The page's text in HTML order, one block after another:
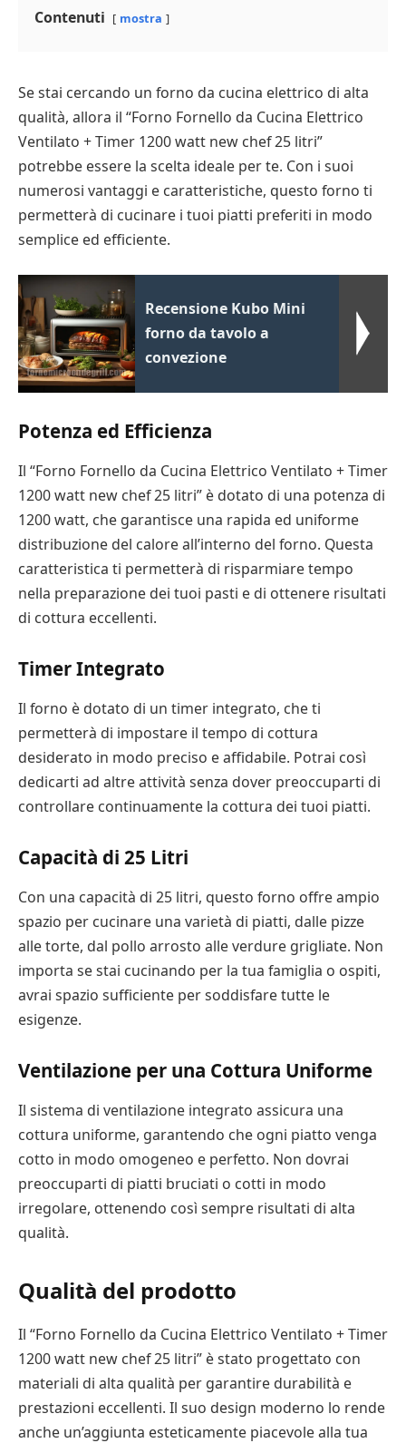
Contenuti mostra
Se stai cercando un forno da cucina elettrico di alta
qualità, allora il “Forno Fornello da Cucina Elettrico
Ventilato + Timer 1200 watt new chef 25 litri”
potrebbe essere la scelta ideale per te. Con i suoi
numerosi vantaggi e caratteristiche, questo forno ti
permetterà di cucinare i tuoi piatti preferiti in modo
semplice ed efficiente.
Recensione Kubo Mini
forno da tavolo a
convezione
Potenza ed Efficienza
Il “Forno Fornello da Cucina Elettrico Ventilato + Timer
1200 watt new chef 25 litri” è dotato di una potenza di
1200 watt, che garantisce una rapida ed uniforme
distribuzione del calore all’interno del forno. Questa
caratteristica ti permetterà di risparmiare tempo
nella preparazione dei tuoi pasti e di ottenere risultati
di cottura eccellenti.
Timer Integrato
Il forno è dotato di un timer integrato, che ti
permetterà di impostare il tempo di cottura
desiderato in modo preciso e affidabile. Potrai così
dedicarti ad altre attività senza dover preoccuparti di
controllare continuamente la cottura dei tuoi piatti.
Capacità di 25 Litri
Con una capacità di 25 litri, questo forno offre ampio
spazio per cucinare una varietà di piatti, dalle pizze
alle torte, dal pollo arrosto alle verdure grigliate. Non
importa se stai cucinando per la tua famiglia o ospiti,
avrai spazio sufficiente per soddisfare tutte le
esigenze.
Ventilazione per una Cottura Uniforme
Il sistema di ventilazione integrato assicura una
cottura uniforme, garantendo che ogni piatto venga
cotto in modo omogeneo e perfetto. Non dovrai
preoccuparti di piatti bruciati o cotti in modo
irregolare, ottenendo così sempre risultati di alta
qualità.
Qualità del prodotto
Il “Forno Fornello da Cucina Elettrico Ventilato + Timer
1200 watt new chef 25 litri” è stato progettato con
materiali di alta qualità per garantire durabilità e
prestazioni eccellenti. Il suo design moderno lo rende
anche un’aggiunta esteticamente piacevole alla tua